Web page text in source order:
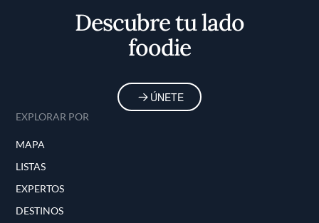
cosmopolita de São Paulo.
Descubre tu lado
foodie
ÚNETE
EXPLORAR POR
MAPA
LISTAS
EXPERTOS
DESTINOS